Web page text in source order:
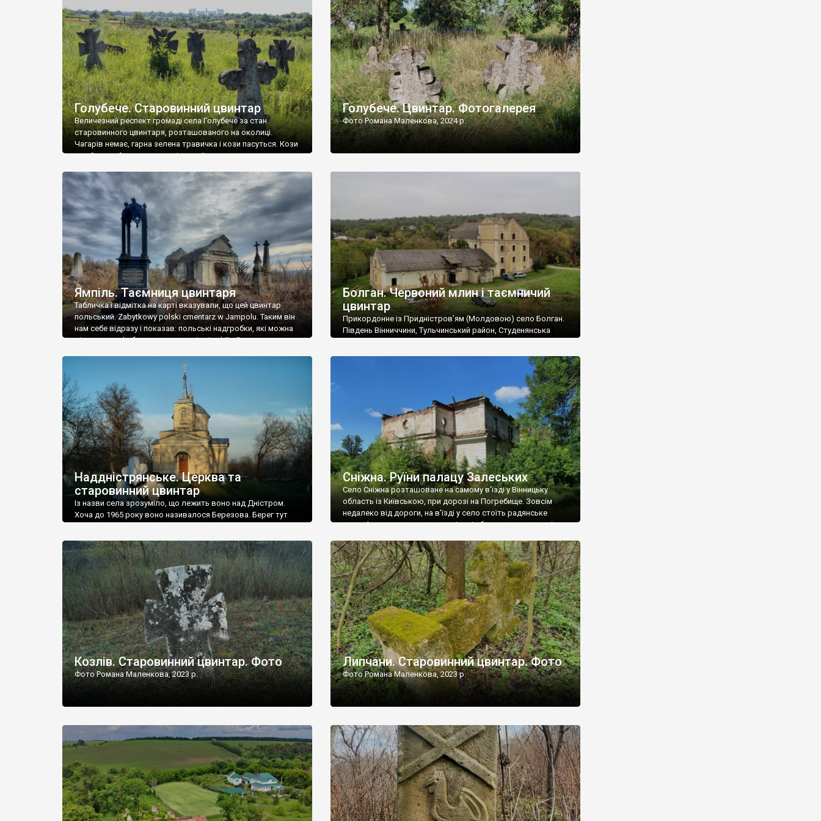
[…]
Голубече. Старовинний цвинтар
Величезний респект громаді села Голубече за стан
старовинного цвинтаря, розташованого на околиці.
Чагарів немає, гарна зелена травичка і кози пасуться. Кози
– найкращий регулятор шкідливої, для старих кладовищ,
бруньками, кози ті бруньки обгризають, бо то улюблений
делікатес. На цвинтарі у Голубечому ціла колекція
різноманітних форм хрестів. Село відносно невелике, […]
Голубече. Цвинтар. Фотогалерея
Фото Романа Маленкова, 2024 р.
Ямпіль. Таємниця цвинтаря
Табличка і відмітка на карті вказували, що цей цвинтар
польський. Zabytkowy polski cmentarz w Jampolu. Таким він
нам себе відразу і показав: польські надгробки, які можна
віднести до фабричних, польські епітафії… Загалом цвинтар
виявилося більше семи гектарів. Перше враження про
абсолютну звичайність польського цвинтаря виявилося
оманливим – […]
Болган. Червоний млин і таємничий
цвинтар
Прикордонне із Придністров’ям (Молдовою) село Болган.
Південь Вінниччини, Тульчинський район, Студенянська
старовинний цвинтар із кам’яними хрестами. Всі епітафії, які
збереглися, написані кирилицею, церковнослов’янською
мовою. За всіма традиційними ознаками – цвинтар
український. Хрести датуються 19 століттям. У 1924-1940
роках Болган […]
Наддністрянське. Церква та
старовинний цвинтар
Із назви села зрозуміло, що лежить воно над Дністром.
Хоча до 1965 року воно називалося Березова. Берег тут
Наддністрянське відрізняється від більшості навколишніх
сіл. У селі є мурована Михайлівська церква. Точної дати […]
Сніжна. Руїни палацу Залеських
Село Сніжна розташоване на самому в’їзді у Вінницьку
область із Київською, при дорозі на Погребище. Зовсім
недалеко від дороги, на в’їзді у село стоїть радянське
рельєфне пано, яке показує жінку і яблуню, а трохи далі,
дороги їх не видно, але видно дві стареньких колії у траві –
[…]
Козлів. Старовинний цвинтар. Фото
Фото Романа Маленкова, 2023 р.
Липчани. Старовинний цвинтар. Фото
Фото Романа Маленкова, 2023 р.